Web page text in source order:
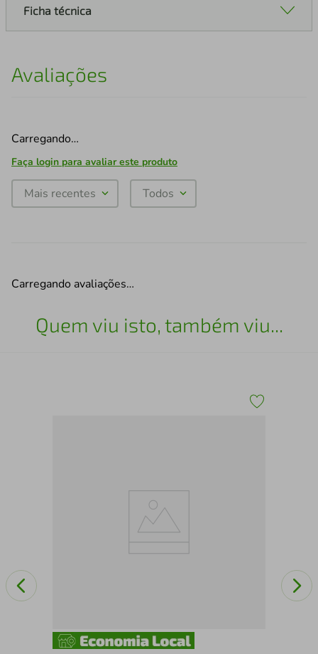
Ficha técnica
Avaliações
Carregando…
Faça login para avaliar este produto
Mais recentes Todos
Carregando avaliações…
Quem viu isto, também viu...